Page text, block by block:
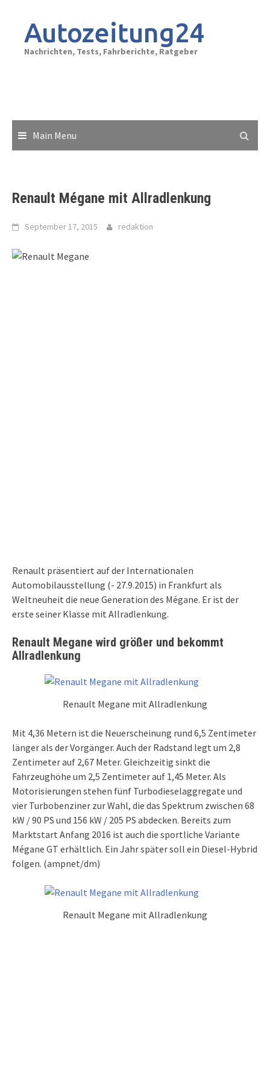
contentAutozeitung24
Nachrichten, Tests, Fahrberichte, Ratgeber
Main Menu
Renault Mégane mit Allradlenkung
September 17, 2015 redaktion
Renault präsentiert auf der Internationalen
Automobilausstellung (- 27.9.2015) in Frankfurt als
Weltneuheit die neue Generation des Mégane. Er ist der
erste seiner Klasse mit Allradlenkung.
Renault Megane wird größer und bekommt
Allradlenkung
Renault Megane mit Allradlenkung
Mit 4,36 Metern ist die Neuerscheinung rund 6,5 Zentimeter
länger als der Vorgänger. Auch der Radstand legt um 2,8
Zentimeter auf 2,67 Meter. Gleichzeitig sinkt die
Fahrzeughöhe um 2,5 Zentimeter auf 1,45 Meter. Als
Motorisierungen stehen fünf Turbodieselaggregate und
vier Turbobenziner zur Wahl, die das Spektrum zwischen 68
kW / 90 PS und 156 kW / 205 PS abdecken. Bereits zum
Marktstart Anfang 2016 ist auch die sportliche Variante
Mégane GT erhältlich. Ein Jahr später soll ein Diesel-Hybrid
folgen. (ampnet/dm)
Renault Megane mit Allradlenkung